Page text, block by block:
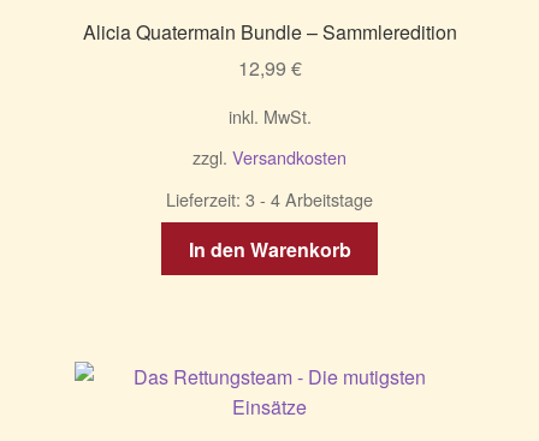
Alicia Quatermain Bundle – Sammleredition
12,99 €
inkl. MwSt.
zzgl. Versandkosten
Lieferzeit: 3 - 4 Arbeitstage
In den Warenkorb